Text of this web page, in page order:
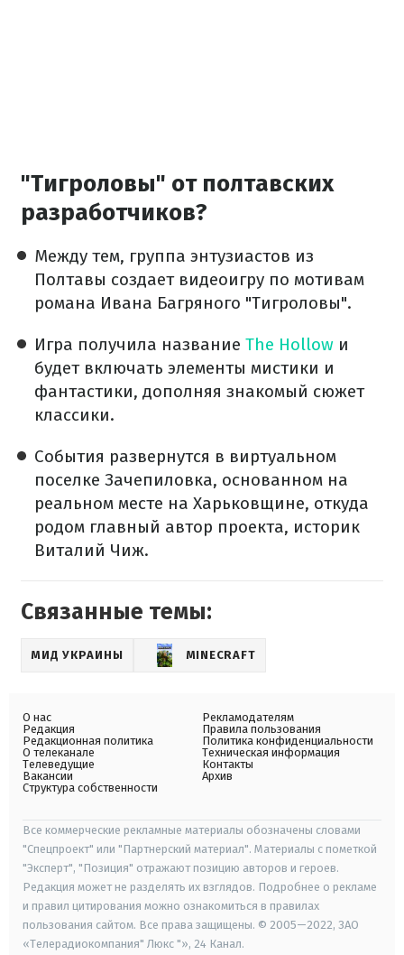
"Тигроловы" от полтавских
разработчиков?
Между тем, группа энтузиастов из
Полтавы создает видеоигру по мотивам
романа Ивана Багряного "Тигроловы".
Игра получила название The Hollow и
будет включать элементы мистики и
фантастики, дополняя знакомый сюжет
классики.
События развернутся в виртуальном
поселке Зачепиловка, основанном на
реальном месте на Харьковщине, откуда
родом главный автор проекта, историк
Виталий Чиж.
Связанные темы:
МИД УКРАИНЫ MINECRAFT
О нас
Редакция
Редакционная политика
О телеканале
Телеведущие
Вакансии
Структура собственности
Рекламодателям
Правила пользования
Политика конфиденциальности
Техническая информация
Контакты
Архив
Все коммерческие рекламные материалы обозначены словами
"Спецпроект" или "Партнерский материал". Материалы с пометкой
"Эксперт", "Позиция" отражают позицию авторов и героев.
Редакция может не разделять их взглядов. Подробнее о рекламе
и правил цитирования можно ознакомиться в правилах
пользования сайтом. Все права защищены. © 2005—2022, ЗАО
«Телерадиокомпания" Люкс "», 24 Канал.